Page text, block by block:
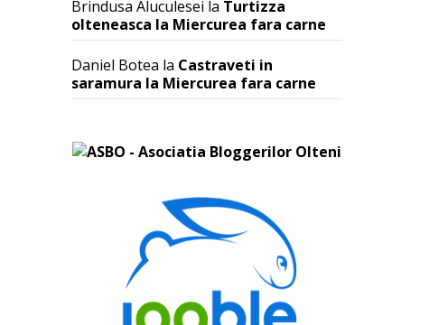
Brindusa Aluculesei la Turtizza
olteneasca la Miercurea fara carne
Daniel Botea la Castraveti in
saramura la Miercurea fara carne